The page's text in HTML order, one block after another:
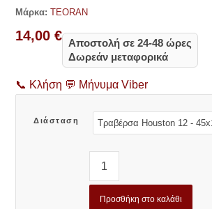
Μάρκα: TEORAN
14,00€ Αποστολή σε 24-48 ώρες
Δωρεάν μεταφορικά
📞 Κλήση 💬 Μήνυμα Viber
Διάσταση
Προσθήκη στο καλάθι